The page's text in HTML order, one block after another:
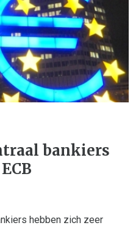
bankiers
hebben zich zeer